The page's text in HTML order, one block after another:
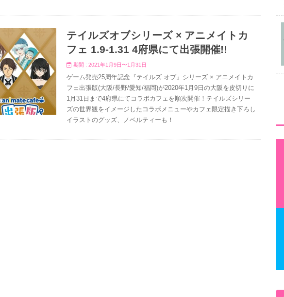
テイルズオブシリーズ × アニメイトカ
フェ 1.9-1.31 4府県にて出張開催!!
期間 : 2021年1月9日〜1月31日
ゲーム発売25周年記念『テイルズ オブ』シリーズ × アニメイトカ
フェ出張版(大阪/長野/愛知/福岡)が2020年1月9日の大阪を皮切りに
1月31日まで4府県にてコラボカフェを順次開催！テイルズシリー
ズの世界観をイメージしたコラボメニューやカフェ限定描き下ろし
イラストのグッズ、ノベルティーも！